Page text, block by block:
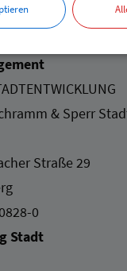
& Sperr
Straße 29
0
Stadt